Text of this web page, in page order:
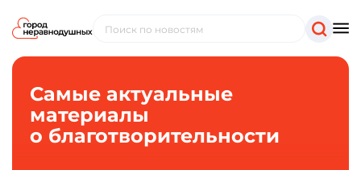
Самые актуальные
материалы
о благотворительности